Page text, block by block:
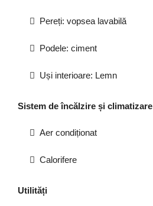
Pereți: vopsea lavabilă
Podele: ciment
Uși interioare: Lemn
Sistem de încălzire și climatizare
Aer condiționat
Calorifere
Utilități